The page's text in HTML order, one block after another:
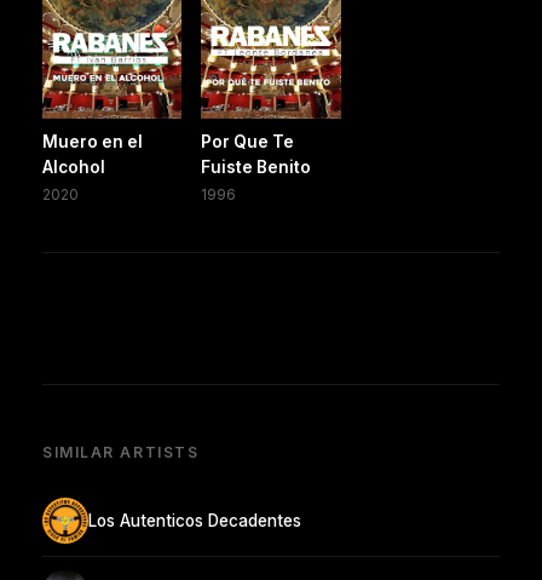
Muero en el
Alcohol
2020
Por Que Te
Fuiste Benito
1996
SIMILAR ARTISTS
Los Autenticos Decadentes